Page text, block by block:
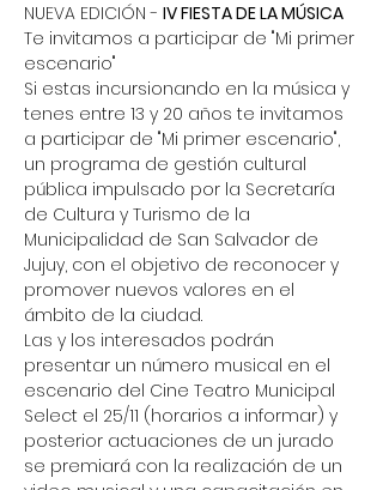
NUEVA EDICIÓN - IV FIESTA DE LA MÚSICA
Te invitamos a participar de "Mi primer
escenario"
Si estas incursionando en la música y
tenes entre 13 y 20 años te invitamos
a participar de "Mi primer escenario",
un programa de gestión cultural
pública impulsado por la Secretaría
de Cultura y Turismo de la
Municipalidad de San Salvador de
Jujuy, con el objetivo de reconocer y
promover nuevos valores en el
ámbito de la ciudad.
Las y los interesados podrán
presentar un número musical en el
escenario del Cine Teatro Municipal
Select el 25/11 (horarios a informar) y
posterior actuaciones de un jurado
se premiará con la realización de un